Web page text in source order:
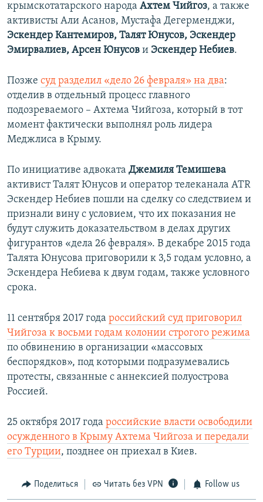
крымскотатарского народа Ахтем Чийгоз, а также
активисты Али Асанов, Мустафа Дегерменджи,
Эскендер Кантемиров, Талят Юнусов, Эскендер
Эмирвалиев, Арсен Юнусов и Эскендер Небиев.
Позже суд разделил «дело 26 февраля» на два:
отделив в отдельный процесс главного
подозреваемого – Ахтема Чийгоза, который в тот
момент фактически выполнял роль лидера
Меджлиса в Крыму.
По инициативе адвоката Джемиля Темишева
активист Талят Юнусов и оператор телеканала ATR
Эскендер Небиев пошли на сделку со следствием и
признали вину с условием, что их показания не
будут служить доказательством в делах других
фигурантов «дела 26 февраля». В декабре 2015 года
Талята Юнусова приговорили к 3,5 годам условно, а
Эскендера Небиева к двум годам, также условного
срока.
11 сентября 2017 года российский суд приговорил
Чийгоза к восьми годам колонии строгого режима
по обвинению в организации «массовых
беспорядков», под которыми подразумевались
протесты, связанные с аннексией полуострова
Россией.
25 октября 2017 года российские власти освободили
осужденного в Крыму Ахтема Чийгоза и передали
его Турции, позднее он приехал в Киев.
Поделиться Читать без VPN Follow us